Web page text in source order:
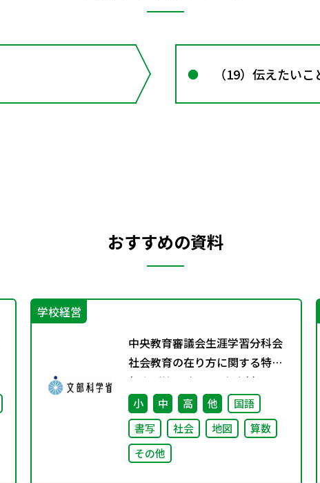
（19）伝えたい
おすすめの資料
学校経営
中央教育審議会生涯学習分科会
社会教育の在り方に関する特別
部会（第1回） 配布資料
小 中 高 他
国語
書写
社会 地図
算数
その他